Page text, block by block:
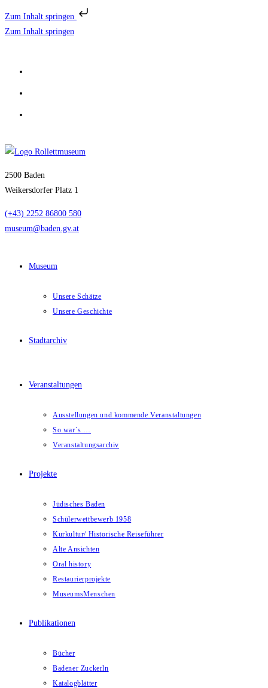
Zum Inhalt springen
Zum Inhalt springen
2500 Baden
Weikersdorfer Platz 1
(+43) 2252 86800 580
museum@baden.gv.at
Museum
Unsere Schätze
Unsere Geschichte
Stadtarchiv
Veranstaltungen
Ausstellungen und kommende Veranstaltungen
So war`s …
Veranstaltungsarchiv
Projekte
Jüdisches Baden
Schülerwettbewerb 1958
Kurkultur/ Historische Reiseführer
Alte Ansichten
Oral history
Restaurierprojekte
MuseumsMenschen
Publikationen
Bücher
Badener Zuckerln
Katalogblätter